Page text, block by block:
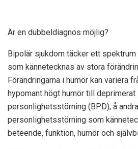
Är en dubbeldiagnos möjlig?
Bipolär sjukdom täcker ett
som kännetecknas av stora
Förändringarna i humör kan variera
hypomant högt humör till deprimerat
personlighetsstörning (BPD), å
personlighetsstörning som
beteende, funktion, humör och